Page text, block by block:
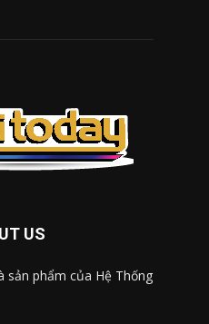
US
sản phẩm của Hệ Thống